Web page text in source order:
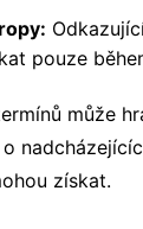
pouze
může
získat.